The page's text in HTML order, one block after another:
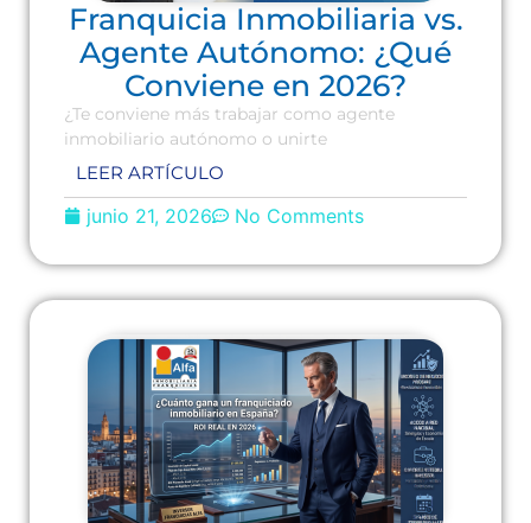
Franquicia Inmobiliaria vs.
Agente Autónomo: ¿Qué
Conviene en 2026?
¿Te conviene más trabajar como agente
inmobiliario autónomo o unirte
LEER ARTÍCULO
junio 21, 2026 No Comments